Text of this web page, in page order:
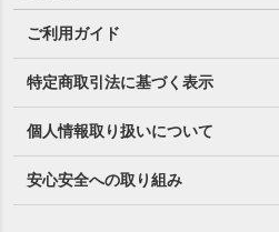
ご利用ガイド
特定商取引法に基づく表示
個人情報取り扱いについて
安心安全への取り組み